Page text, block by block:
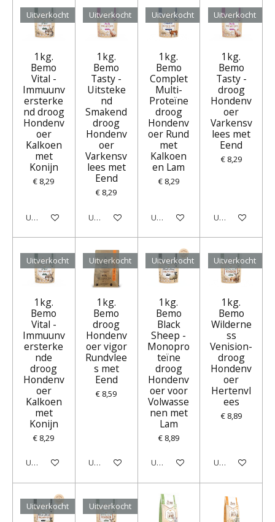
Uitverkocht
1kg.
Bemo
Vital -
Immuunv
ersterke
nd droog
Hondenv
oer
Kalkoen
met
Konijn
€ 8,29
Uitverkocht
Uitverkocht
1kg.
Bemo
Tasty -
Uitsteke
nd
Smakend
droog
Hondenv
oer
Varkensv
lees met
Eend
€ 8,29
Uitverkocht
Uitverkocht
1kg.
Bemo
Complet
Multi-
Proteïne
droog
Hondenv
oer Rund
met
Kalkoen
en Lam
€ 8,29
Uitverkocht
Uitverkocht
1kg.
Bemo
Tasty -
droog
Hondenv
oer
Varkensv
lees met
Eend
€ 8,29
Uitverkocht
Uitverkocht
1kg.
Bemo
Vital -
Immuunv
ersterke
nde
droog
Hondenv
oer
Kalkoen
met
Konijn
€ 8,29
Uitverkocht
Uitverkocht
1kg.
Bemo
droog
Hondenv
oer vigor
Rundvlee
s met
Eend
€ 8,59
Uitverkocht
Uitverkocht
1kg.
Bemo
Black
Sheep -
Monopro
teïne
droog
Hondenv
oer voor
Volwasse
nen met
Lam
€ 8,89
Uitverkocht
Uitverkocht
1kg.
Bemo
Wilderne
ss
Venision-
droog
Hondenv
oer
Hertenvl
ees
€ 8,89
Uitverkocht
Uitverkocht Uitverkocht